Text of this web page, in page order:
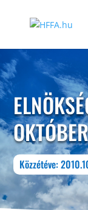
Közzétéve: